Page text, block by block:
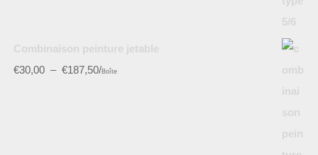
Combinaison peinture jetable
€30,00 – €187,50/Boîte